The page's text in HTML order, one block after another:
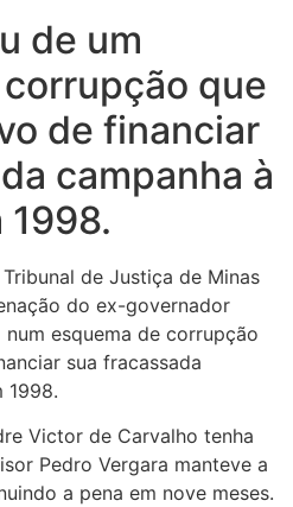
de um
que
de financiar
campanha à
1998.
de Justiça de Minas
do ex-governador
esquema de corrupção
sua fracassada
1998.
Victor de Carvalho tenha
Pedro Vergara manteve a
a pena em nove meses.